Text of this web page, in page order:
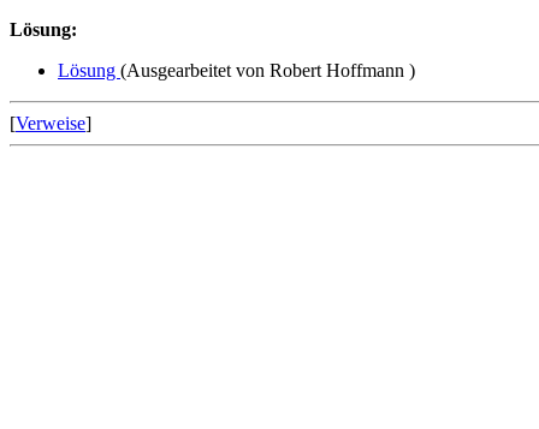
Lösung:
Lösung (Ausgearbeitet von Robert Hoffmann )
[Verweise]